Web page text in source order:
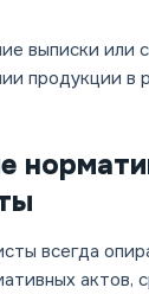
выписки или
продукции в
всегда
актов,